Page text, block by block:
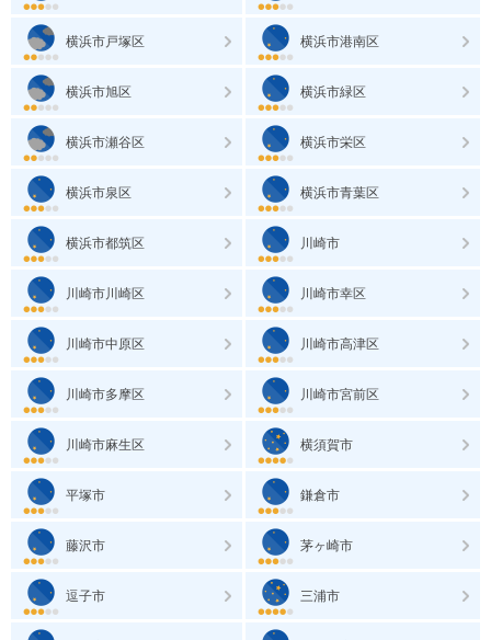
横浜市戸塚区 横浜市港南区
横浜市旭区 横浜市緑区
横浜市瀬谷区 横浜市栄区
横浜市泉区 横浜市青葉区
横浜市都筑区 川崎市
川崎市川崎区 川崎市幸区
川崎市中原区 川崎市高津区
川崎市多摩区 川崎市宮前区
川崎市麻生区 横須賀市
平塚市 鎌倉市
藤沢市 茅ヶ崎市
逗子市 三浦市